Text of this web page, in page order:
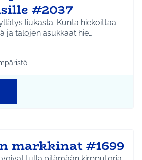
#2037
liukasta. Kunta hiekoittaa
ja talojen asukkaat hie…
mukaan: Koko Tuusula
tulokset teeman mukaan: Ympäristö
markkinat #1699